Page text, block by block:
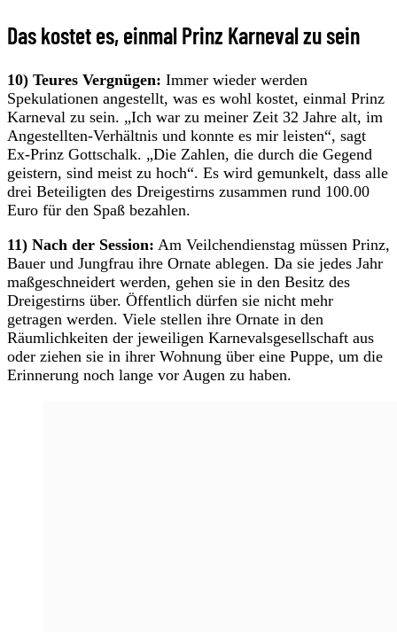
Das kostet es, einmal Prinz Karneval zu sein
10) Teures Vergnügen: Immer wieder werden
Spekulationen angestellt, was es wohl kostet, einmal Prinz
Karneval zu sein. „Ich war zu meiner Zeit 32 Jahre alt, im
Angestellten-Verhältnis und konnte es mir leisten“, sagt
Ex-Prinz Gottschalk. „Die Zahlen, die durch die Gegend
geistern, sind meist zu hoch“. Es wird gemunkelt, dass alle
drei Beteiligten des Dreigestirns zusammen rund 100.00
Euro für den Spaß bezahlen.
11) Nach der Session: Am Veilchendienstag müssen Prinz,
Bauer und Jungfrau ihre Ornate ablegen. Da sie jedes Jahr
maßgeschneidert werden, gehen sie in den Besitz des
Dreigestirns über. Öffentlich dürfen sie nicht mehr
getragen werden. Viele stellen ihre Ornate in den
Räumlichkeiten der jeweiligen Karnevalsgesellschaft aus
oder ziehen sie in ihrer Wohnung über eine Puppe, um die
Erinnerung noch lange vor Augen zu haben.